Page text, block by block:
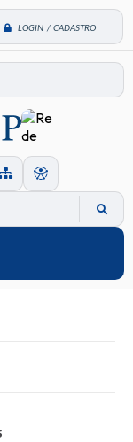
LOGIN / CADASTRO